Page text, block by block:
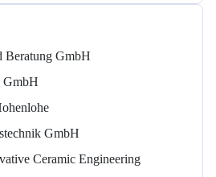
Beratung GmbH
GmbH
Ceramic Engineering